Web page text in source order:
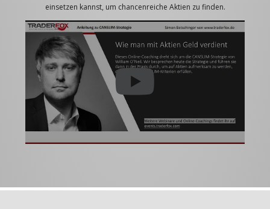
einsetzen kannst, um chancenreiche Aktien zu finden.